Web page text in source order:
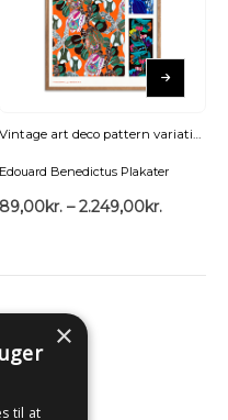
Vintage art deco pattern variations 1 Plakat
Edouard Benedictus Plakater
89,00kr. – 2.249,00kr.
×
til at